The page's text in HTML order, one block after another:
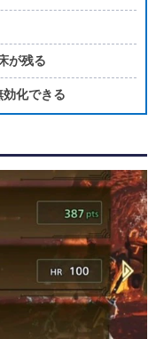
が残る
化できる